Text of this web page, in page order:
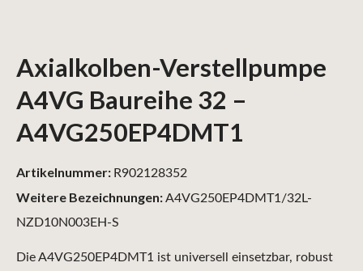
Axialkolben-Verstellpumpe
A4VG Baureihe 32 –
A4VG250EP4DMT1
Die A4VG250EP4DMT1 ist universell einsetzbar, robust
Weitere Bezeichnungen:A4VG250EP4DMT1/32L-
NZD10N003EH-S
Artikelnummer: R902128352